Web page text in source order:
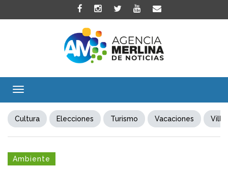
Toggle
Cultura Elecciones Turismo Vacaciones Villa
Ambiente